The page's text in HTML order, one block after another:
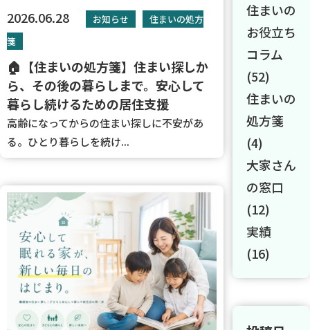
2026.06.28 お知らせ
住まいの処方
箋
🏠【住まいの処方箋】住まい探しか
ら、その後の暮らしまで。安心して
暮らし続けるための居住支援
高齢になってからの住まい探しに不安があ
る。ひとり暮らしを続け...
住まいの
お役立ち
コラム
(52)
住まいの
処方箋
(4)
大家さん
の窓口
(12)
実績
(16)